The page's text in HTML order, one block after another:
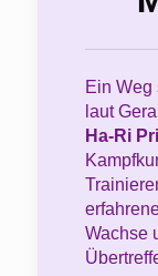
Ein Weg
laut
Ha-Ri
Wachse